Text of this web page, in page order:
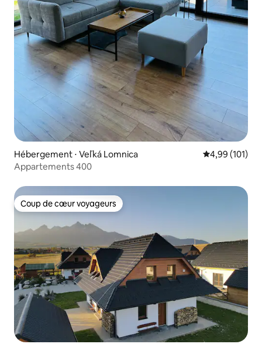
Hébergement ⋅ Veľká Lomnica Évaluation
4,99 (101)
Appartements 400
Coup de cœur voyageurs
Coup de cœur voyageurs